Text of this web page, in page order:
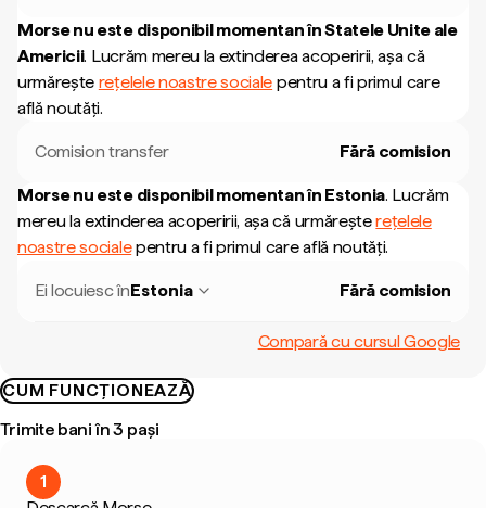
Morse nu este disponibil momentan înStatele Unite ale
Americii. Lucrăm mereu la extinderea acoperirii, așa că
urmărește rețelele noastre sociale pentru a fi primul care
află noutăți.
Comision transfer Fără comision
Morse nu este disponibil momentan în Estonia. Lucrăm
mereu la extinderea acoperirii, așa că urmăreșterețelele
noastre socialepentru a fi primul care află noutăți.
Ei locuiesc înEstonia Fără comision
Compară cu cursul Google
CUM FUNCȚIONEAZĂ
Trimite bani în 3 pași
1